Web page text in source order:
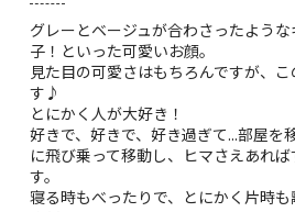
グレーとベージュが合わさったよう
子！といった可愛いお顔。
見た目の可愛さはもちろんですが、
す♪
とにかく人が大好き！
好きで、好きで、好き過ぎて...部屋を
に飛び乗って移動し、ヒマさえあれ
す。
寝る時もべったりで、とにかく片時